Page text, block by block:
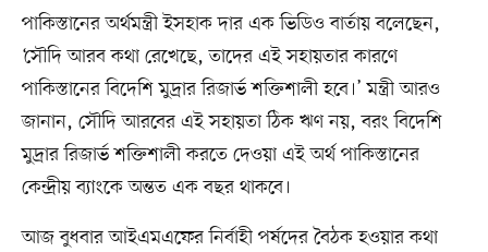
পাকিস্তানের অর্থমন্ত্রী ইসহাক দার এক ভিডিও বার্তায় বলেছেন,
‘সৌদি আরব কথা রেখেছে, তাদের এই সহায়তার কারণে
পাকিস্তানের বিদেশি মুদ্রার রিজার্ভ শক্তিশালী হবে।’ মন্ত্রী আরও
জানান, সৌদি আরবের এই সহায়তা ঠিক ঋণ নয়, বরং বিদেশি
মুদ্রার রিজার্ভ শক্তিশালী করতে দেওয়া এই অর্থ পাকিস্তানের
কেন্দ্রীয় ব্যাংকে অন্তত এক বছর থাকবে।
আজ বুধবার আইএমএফের নির্বাহী পর্ষদের বৈঠক হওয়ার কথা